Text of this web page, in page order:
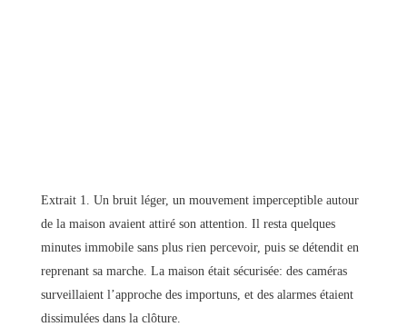
Extrait 1. Un bruit léger, un mouvement imperceptible autour
de la maison avaient attiré son attention. Il resta quelques
minutes immobile sans plus rien percevoir, puis se détendit en
reprenant sa marche. La maison était sécurisée: des caméras
surveillaient l’approche des importuns, et des alarmes étaient
dissimulées dans la clôture.